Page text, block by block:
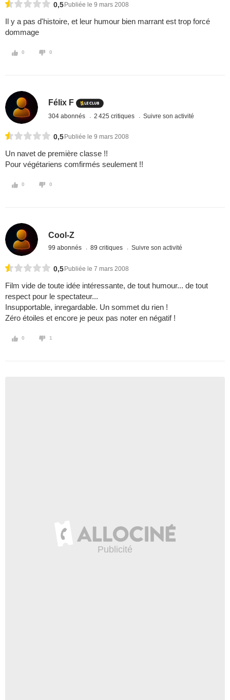
0,5 Publiée le 9 mars 2008
Il y a pas d'histoire, et leur humour bien marrant est trop forcé
dommage
0 0
Félix F
304 abonnés 2 425 critiques Suivre son activité
0,5 Publiée le 9 mars 2008
Un navet de première classe !!
Pour végétariens comfirmés seulement !!
0 0
Cool-Z
99 abonnés 89 critiques Suivre son activité
0,5 Publiée le 7 mars 2008
Film vide de toute idée intéressante, de tout humour... de tout
respect pour le spectateur...
Insupportable, inregardable. Un sommet du rien !
Zéro étoiles et encore je peux pas noter en négatif !
0 1